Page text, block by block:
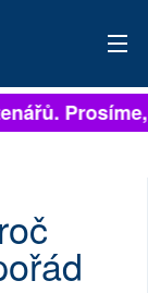
Prosíme,